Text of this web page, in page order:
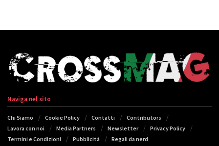
Naviga nel sito
Chi Siamo Cookie Policy Contatti
Contributors
Lavora con noi
Media Partners Newsletter
Privacy Policy
Termini e Condizioni
Pubblicità Regali da nerd